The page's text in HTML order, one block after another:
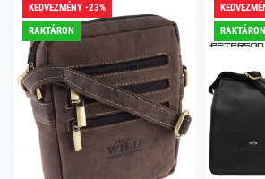
KEDVEZMÉNY -23%
RAKTÁRON
RAKTÁRON